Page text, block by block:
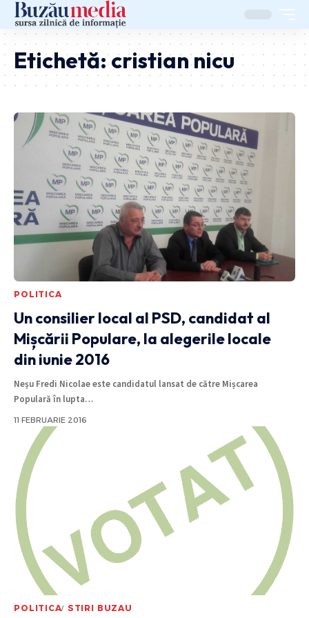
Etichetă:cristian nicu
POLITICA
Un consilier local al PSD, candidat al
Mișcării Populare, la alegerile locale
din iunie 2016
Neșu Fredi Nicolae este candidatul lansat de către Mișcarea
Populară în lupta…
11 FEBRUARIE 2016
POLITICA STIRI BUZAU